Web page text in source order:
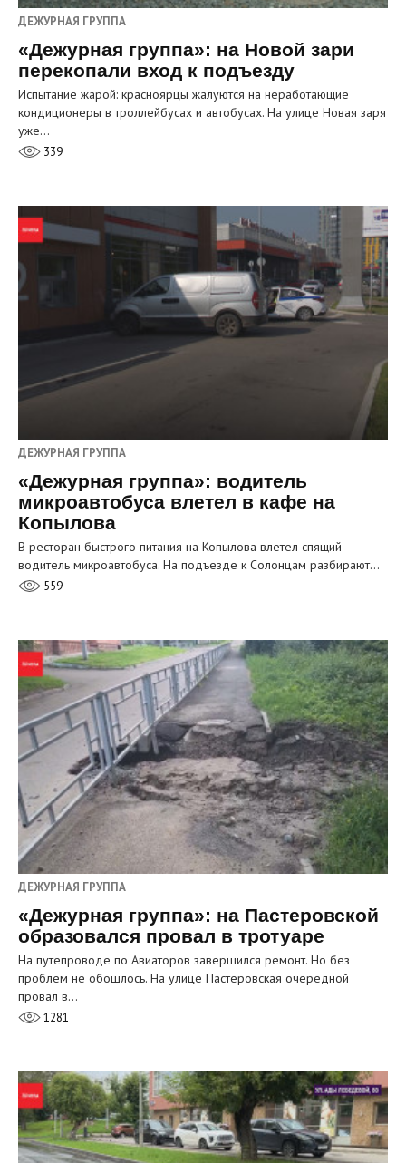
ДЕЖУРНАЯ ГРУППА
«Дежурная группа»: на Новой зари
перекопали вход к подъезду
Испытание жарой: красноярцы жалуются на неработающие
кондиционеры в троллейбусах и автобусах. На улице Новая заря
уже…
339
ДЕЖУРНАЯ ГРУППА
«Дежурная группа»: водитель
микроавтобуса влетел в кафе на
Копылова
В ресторан быстрого питания на Копылова влетел спящий
водитель микроавтобуса. На подъезде к Солонцам разбирают…
559
ДЕЖУРНАЯ ГРУППА
«Дежурная группа»: на Пастеровской
образовался провал в тротуаре
На путепроводе по Авиаторов завершился ремонт. Но без
проблем не обошлось. На улице Пастеровская очередной
провал в…
1281